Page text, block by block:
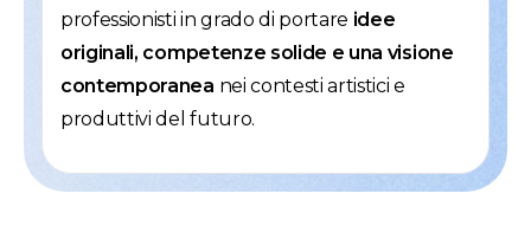
professionisti in grado di portare idee
originali, competenze solide e una visione
contemporanea nei contesti artistici e
produttivi del futuro.